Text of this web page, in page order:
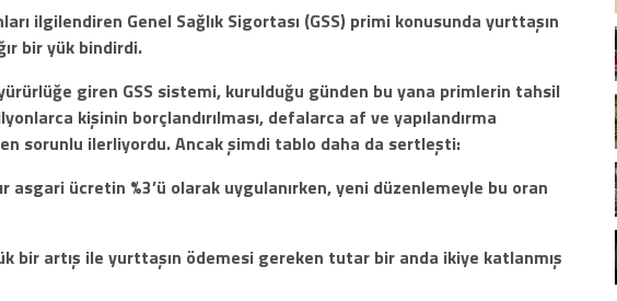
ilgilendiren Genel Sağlık Sigortası (GSS) primi konusunda yurttaşın
bir yük bindirdi.
giren GSS sistemi, kurulduğu günden bu yana primlerin tahsil
kişinin borçlandırılması, defalarca af ve yapılandırma
sorunlu ilerliyordu. Ancak şimdi tablo daha da sertleşti:
asgari ücretin %3’ü olarak uygulanırken, yeni düzenlemeyle bu oran
bir artış ile yurttaşın ödemesi gereken tutar bir anda ikiye katlanmış